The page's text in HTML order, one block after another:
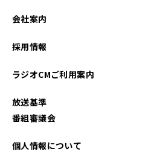
2025年08月
会社案内
採用情報
ラジオCMご利用案内
放送基準
番組審議会
個人情報について